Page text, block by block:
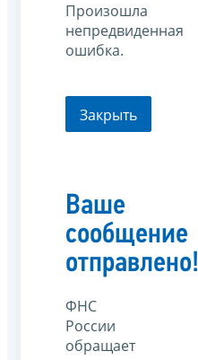
Произошла
непредвиденная
ошибка.
Закрыть
Ваше
сообщение
отправлено!
ФНС
России
обращает